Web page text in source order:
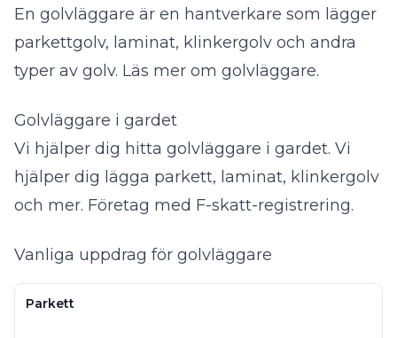
En golvläggare är en hantverkare som lägger
parkettgolv, laminat, klinkergolv och andra
typer av golv. Läs mer om golvläggare.
Golvläggare i gardet
Vi hjälper dig hitta golvläggare i gardet. Vi
hjälper dig lägga parkett, laminat, klinkergolv
och mer. Företag med F-skatt-registrering.
Vanliga uppdrag för golvläggare
Parkett